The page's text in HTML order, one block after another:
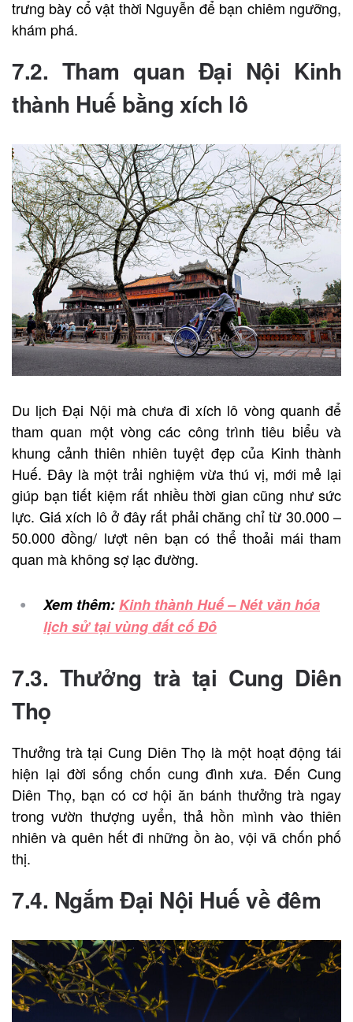
trưng bày cổ vật thời Nguyễn để bạn chiêm ngưỡng,
khám phá.
7.2. Tham quan Đại Nội Kinh
thành Huế bằng xích lô
Du lịch Đại Nội mà chưa đi xích lô vòng quanh để
tham quan một vòng các công trình tiêu biểu và
khung cảnh thiên nhiên tuyệt đẹp của Kinh thành
Huế. Đây là một trải nghiệm vừa thú vị, mới mẻ lại
giúp bạn tiết kiệm rất nhiều thời gian cũng như sức
lực. Giá xích lô ở đây rất phải chăng chỉ từ 30.000 –
50.000 đồng/ lượt nên bạn có thể thoải mái tham
quan mà không sợ lạc đường.
Xem thêm:Kinh thành Huế – Nét văn hóa
lịch sử tại vùng đất cố Đô
7.3. Thưởng trà tại Cung Diên
Thọ
Thưởng trà tại Cung Diên Thọ là một hoạt động tái
hiện lại đời sống chốn cung đình xưa. Đến Cung
Diên Thọ, bạn có cơ hội ăn bánh thưởng trà ngay
trong vườn thượng uyển, thả hồn mình vào thiên
nhiên và quên hết đi những ồn ào, vội vã chốn phố
thị.
7.4. Ngắm Đại Nội Huế về đêm